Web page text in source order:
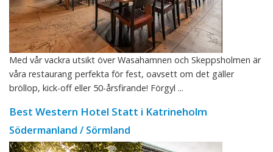
Med vår vackra utsikt över Wasahamnen och Skeppsholmen är
våra restaurang perfekta för fest, oavsett om det gäller
bröllop, kick-off eller 50-årsfirande! Förgyl ...
Best Western Hotel Statt i Katrineholm
Södermanland / Sörmland